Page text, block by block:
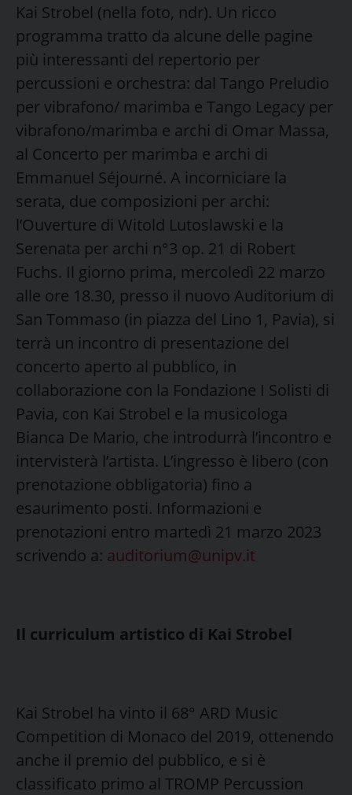
Kai Strobel (nella foto, ndr). Un ricco
programma tratto da alcune delle pagine
più interessanti del repertorio per
percussioni e orchestra: dal Tango Preludio
per vibrafono/ marimba e Tango Legacy per
vibrafono/marimba e archi di Omar Massa,
al Concerto per marimba e archi di
Emmanuel Séjourné. A incorniciare la
serata, due composizioni per archi:
l’Ouverture di Witold Lutoslawski e la
Serenata per archi n°3 op. 21 di Robert
Fuchs. Il giorno prima, mercoledì 22 marzo
alle ore 18.30, presso il nuovo Auditorium di
San Tommaso (in piazza del Lino 1, Pavia), si
terrà un incontro di presentazione del
concerto aperto al pubblico, in
collaborazione con la Fondazione I Solisti di
Pavia, con Kai Strobel e la musicologa
Bianca De Mario, che introdurrà l’incontro e
intervisterà l’artista. L’ingresso è libero (con
prenotazione obbligatoria) fino a
esaurimento posti. Informazioni e
prenotazioni entro martedì 21 marzo 2023
scrivendo a: auditorium@unipv.it
Il curriculum artistico di Kai Strobel
Kai Strobel ha vinto il 68° ARD Music
Competition di Monaco del 2019, ottenendo
anche il premio del pubblico, e si è
classificato primo al TROMP Percussion